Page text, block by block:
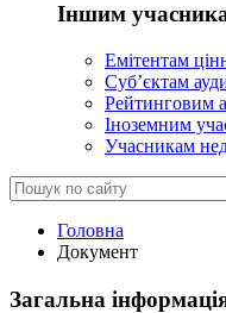
Іншим
Емітентам
Суб’єктам
Рейтинговим
Іноземним
Учасникам
Головна
Документ
Загальна